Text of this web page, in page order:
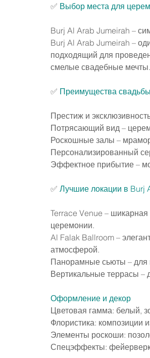
✅ Выбор места для
Burj Al Arab Jumeirah –
Burj Al Arab Jumeirah –
подходящий для
смелые свадебные мечты.
✅ Преимущества
Престиж и
Потрясающий вид –
Роскошные залы –
Персонализированный
Эффектное прибытие –
✅ Лучшие локации в Burj
Terrace Venue –
церемонии.
Al Falak Ballroom –
атмосферой.
Панорамные сьюты – для
Вертикальные террасы
Оформление и декор
Цветовая гамма: белый,
Флористика: композиции
Элементы роскоши:
Спецэффекты: